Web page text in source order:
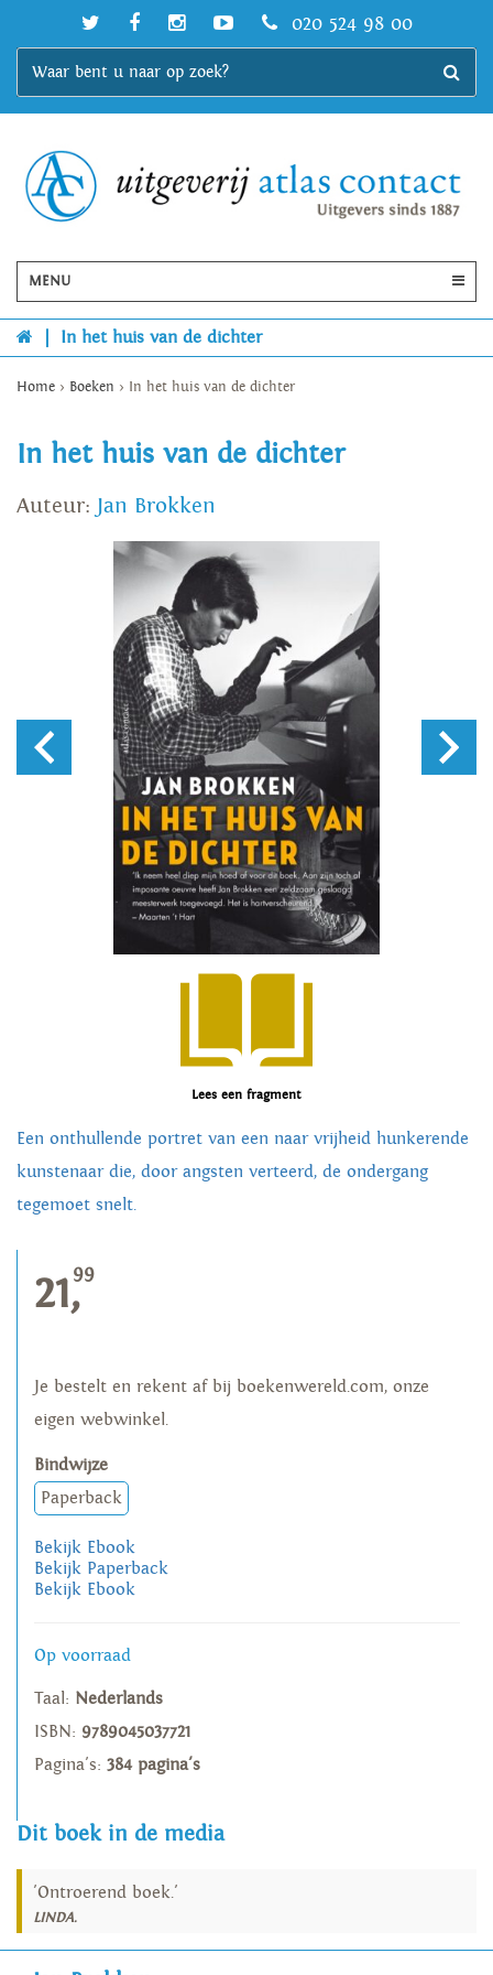
020 524 98 00
MENU
In het huis van de dichter
Home > Boeken > In het huis van de dichter
In het huis van de dichter
Auteur: Jan Brokken
Lees een fragment
Een onthullende portret van een naar vrijheid hunkerende
kunstenaar die, door angsten verteerd, de ondergang
tegemoet snelt.
21,99
Je bestelt en rekent af bij boekenwereld.com, onze
eigen webwinkel.
Bindwijze
Paperback
Bekijk Ebook
Bekijk Paperback
Bekijk Ebook
Op voorraad
Taal: Nederlands
ISBN: 9789045037721
Pagina's: 384 pagina's
Dit boek in de media
'Ontroerend boek.'
LINDA.